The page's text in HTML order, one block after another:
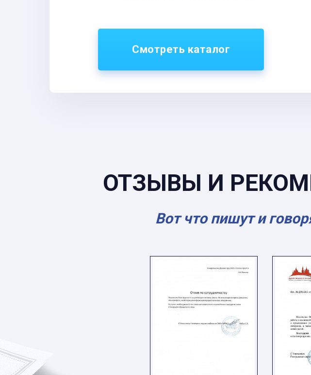
Смотреть каталог
ОТЗЫВЫ И
Вот что пишут и